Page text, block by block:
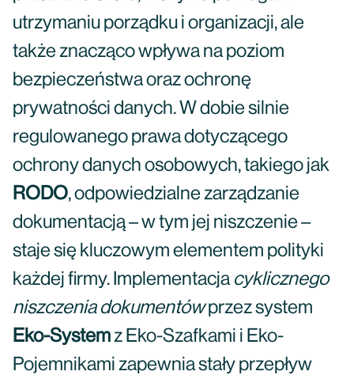
utrzymaniu porządku i organizacji, ale
także znacząco wpływa na poziom
bezpieczeństwa oraz ochronę
prywatności danych. W dobie silnie
regulowanego prawa dotyczącego
ochrony danych osobowych, takiego jak
RODO, odpowiedzialne zarządzanie
dokumentacją – w tym jej niszczenie –
staje się kluczowym elementem polityki
każdej firmy. Implementacja cyklicznego
niszczenia dokumentówprzez system
Eko-Systemz Eko-Szafkami i Eko-
Pojemnikami zapewnia stały przepływ